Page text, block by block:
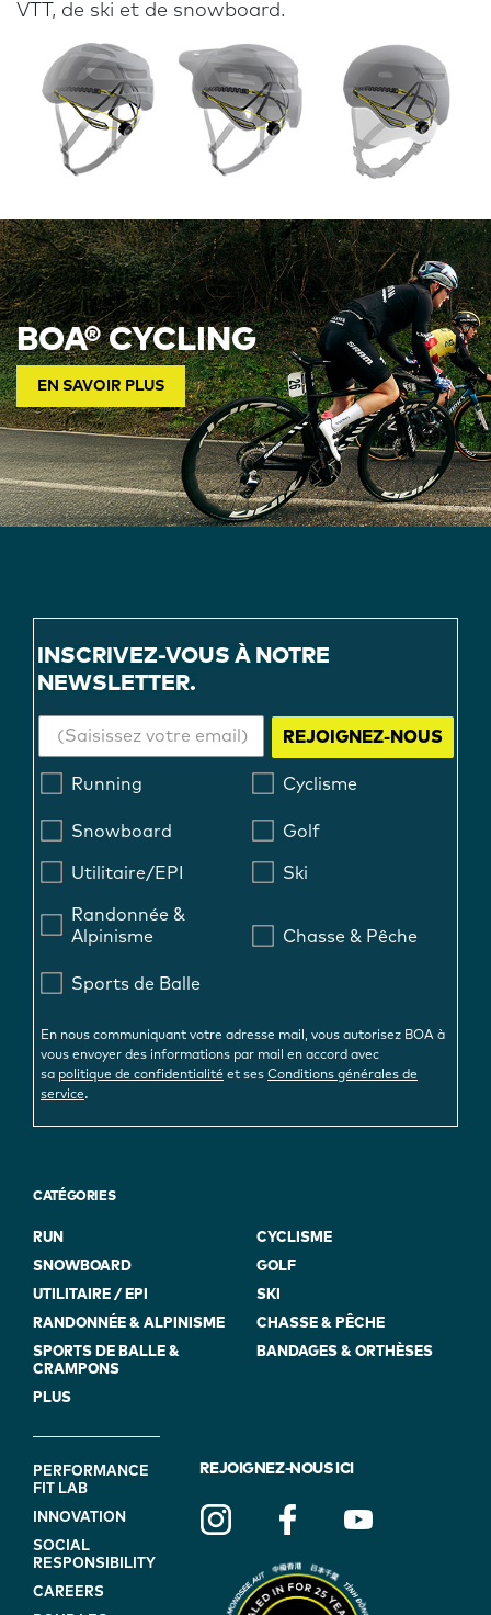
VTT, de ski et de snowboard.
BOA® CYCLING
EN SAVOIR PLUS
INSCRIVEZ-VOUS À NOTRE
NEWSLETTER.
REJOIGNEZ-NOUS
Running Cyclisme
Snowboard Golf
Utilitaire/EPI Ski
Randonnée &
Alpinisme
Chasse & Pêche
Sports de Balle
En nous communiquant votre adresse mail, vous autorisez BOA à
vous envoyer des informations par mail en accord avec
sa politique de confidentialité et ses Conditions générales de
service.
CATÉGORIES
RUN
CYCLISME
SNOWBOARD
GOLF
UTILITAIRE / EPI
SKI
RANDONNÉE & ALPINISME
CHASSE & PÊCHE
SPORTS DE BALLE &
CRAMPONS
BANDAGES & ORTHÈSES
PLUS
FOOTER
NAVIGATION
(ON
BLUE)
PERFORMANCE
FIT LAB
INNOVATION
SOCIAL
RESPONSIBILITY
CAREERS
REJOIGNEZ-NOUS ICI